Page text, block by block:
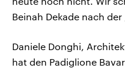
Beinah Dekade nach
Daniele Donghi,
hat den Padiglione